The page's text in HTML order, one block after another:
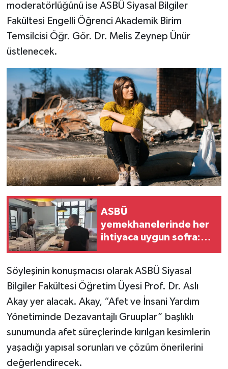
moderatörlüğünü ise ASBÜ Siyasal Bilgiler
Fakültesi Engelli Öğrenci Akademik Birim
Temsilcisi Öğr. Gör. Dr. Melis Zeynep Ünür
üstlenecek.
ASBÜ
yemekhanelerinde her
ihtiyaca uygun sofra:
menü seçeneği de var!
Söyleşinin konuşmacısı olarak ASBÜ Siyasal
Bilgiler Fakültesi Öğretim Üyesi Prof. Dr. Aslı
Akay yer alacak. Akay, “Afet ve İnsani Yardım
Yönetiminde Dezavantajlı Gruuplar” başlıklı
sunumunda afet süreçlerinde kırılgan kesimlerin
yaşadığı yapısal sorunları ve çözüm önerilerini
değerlendirecek.